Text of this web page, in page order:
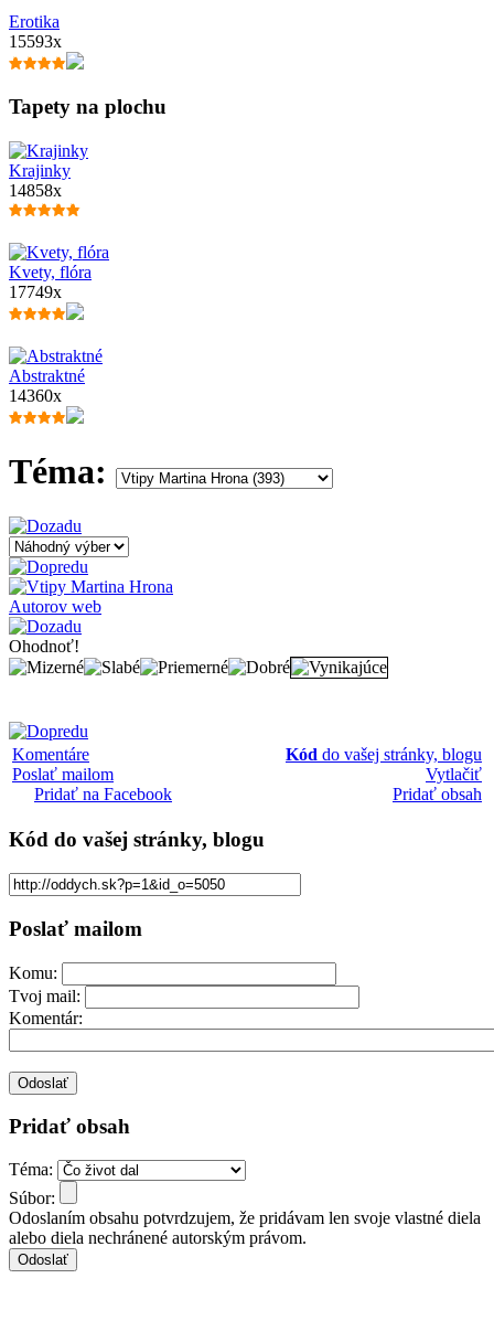
Erotika
15593x
Tapety na plochu
Krajinky
14858x
Kvety, flóra
17749x
Abstraktné
14360x
Téma:
Autorov web
Ohodnoť!
Komentáre
Poslať mailom
Pridať na Facebook
Kód do vašej stránky, blogu
Vytlačiť
Pridať obsah
Kód do vašej stránky, blogu
Poslať mailom
Komu:
Tvoj mail:
Komentár:
Pridať obsah
Téma:
Súbor:
Odoslaním obsahu potvrdzujem, že pridávam len svoje vlastné diela
alebo diela nechránené autorským právom.